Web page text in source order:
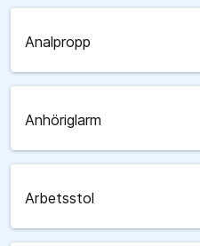
Analpropp
Anhöriglarm
Arbetsstol